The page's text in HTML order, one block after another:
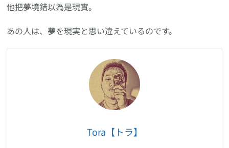
他把夢境錯以為是現實。
あの人は、夢を現実と思い違えているのです。
Tora【トラ】